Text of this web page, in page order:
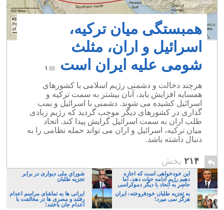
همبستگی میان ترکیه،
اسرائیل و اران، مثلث
شومی علیه ایران است
۱
هرچند دخالت و دشمنی رژیم اسلامی با کشورهای
همسایه افزایش یابد، آنان بیشتر به سمت ترکیه و
اسرائیل کشیده می شوند. دشمنی با اسرائیل و بمب
گذاری در کشورهای دیگر موجب گردید که رژیم زیادی
طلب اران به سمت اسرائیل گرایش پیدا کند. اتحاد
میان ترکیه، اسرائیل و اران می تواند حمله نظامی را به
دنبال داشته باشد.
۲۱۴ پخش
این خودخواهی است که اجازه
دهیم رژیم ادامه حیات دهد، اما
حاضر به اتحاد با دیگر دموکراسی
خواهان نباشیم!
شورایِ ملی دیواری در برابر
تجزیه طلبان
به تجزیه طلبان خودفروخته: ایران
هرگز نمی میرد!
ایرانی ها به تماشای مراسم اعدام
رفتند و مصری ها در مخالفت با
اعدام جان باختند!